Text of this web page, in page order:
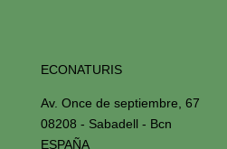
ECONATURIS
Av. Once de septiembre, 67
08208 - Sabadell - Bcn
ESPAÑA